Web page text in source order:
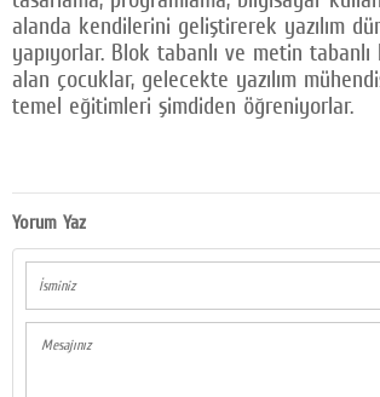
alanda kendilerini geliştirerek yazılım
yapıyorlar. Blok tabanlı ve metin
alan çocuklar, gelecekte yazılım
temel eğitimleri şimdiden öğreniyorlar.
Yorum Yaz